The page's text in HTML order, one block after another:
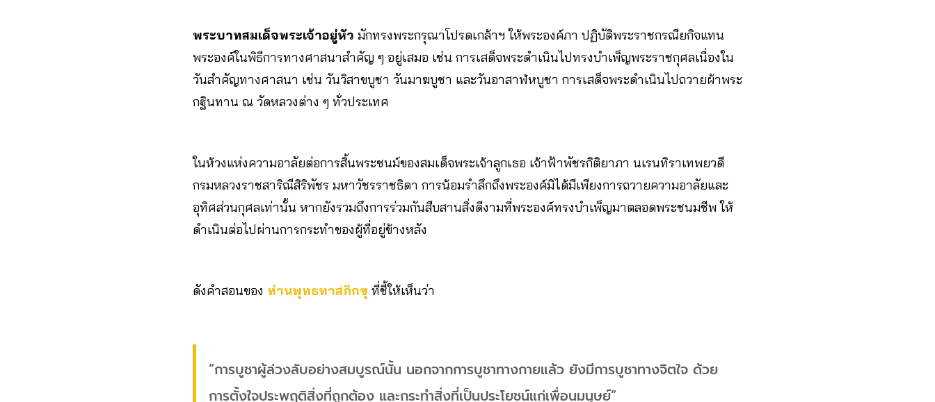
พระบาทสมเด็จพระเจ้าอยู่หัว มักทรงพระกรุณาโปรดเกล้าฯ ให้พระองค์ภา ปฏิบัติพระราชกรณียกิจแทน
พระองค์ในพิธีการทางศาสนาสำคัญ ๆ อยู่เสมอ เช่น การเสด็จพระดำเนินไปทรงบำเพ็ญพระราชกุศลเนื่องใน
วันสำคัญทางศาสนา เช่น วันวิสาขบูชา วันมาฆบูชา และวันอาสาฬหบูชา การเสด็จพระดำเนินไปถวายผ้าพระ
กฐินทาน ณ วัดหลวงต่าง ๆ ทั่วประเทศ
ในห้วงแห่งความอาลัยต่อการสิ้นพระชนม์ของสมเด็จพระเจ้าลูกเธอ เจ้าฟ้าพัชรกิติยาภา นเรนทิราเทพยวดี
กรมหลวงราชสาริณีสิริพัชร มหาวัชรราชธิดา การน้อมรำลึกถึงพระองค์มิได้มีเพียงการถวายความอาลัยและ
อุทิศส่วนกุศลเท่านั้น หากยังรวมถึงการร่วมกันสืบสานสิ่งดีงามที่พระองค์ทรงบำเพ็ญมาตลอดพระชนมชีพ ให้
ดำเนินต่อไปผ่านการกระทำของผู้ที่อยู่ข้างหลัง
ดังคำสอนของ ท่านพุทธทาสภิกขุ ที่ชี้ให้เห็นว่า
“การบูชาผู้ล่วงลับอย่างสมบูรณ์นั้น นอกจากการบูชาทางกายแล้ว ยังมีการบูชาทางจิตใจ ด้วย
การตั้งใจประพฤติสิ่งที่ถูกต้อง และกระทำสิ่งที่เป็นประโยชน์แก่เพื่อนมนุษย์”